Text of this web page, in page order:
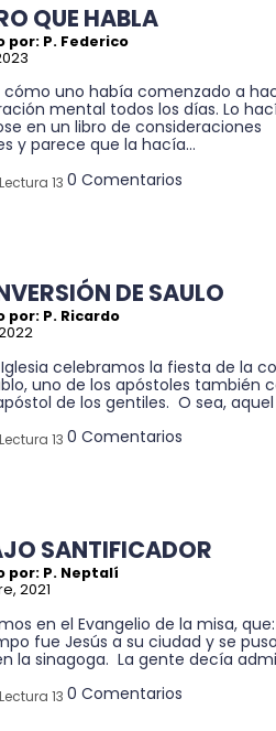
QUE HABLA
por: P. Federico
cómo uno había comenzado a
mental todos los días. Lo
en un libro de consideraciones
y parece que la hacía...
13 0 Comentarios
DE SAULO
por: P. Ricardo
celebramos la fiesta de la
uno de los apóstoles también
de los gentiles. O sea, aquel
13 0 Comentarios
SANTIFICADOR
por: P. Neptalí
2021
en el Evangelio de la misa, que:
fue Jesús a su ciudad y se
la sinagoga. La gente decía
13 0 Comentarios